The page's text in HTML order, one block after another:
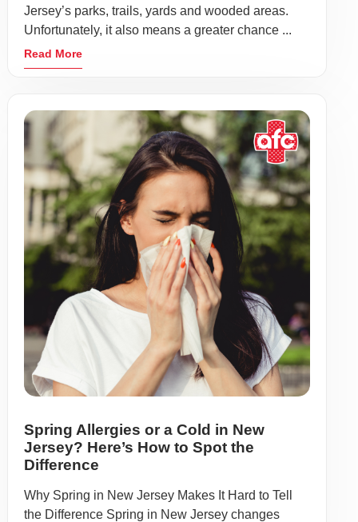
Jersey’s parks, trails, yards and wooded areas.
Unfortunately, it also means a greater chance ...
Read More
Spring Allergies or a Cold in New
Jersey? Here’s How to Spot the
Difference
Why Spring in New Jersey Makes It Hard to Tell
the Difference Spring in New Jersey changes